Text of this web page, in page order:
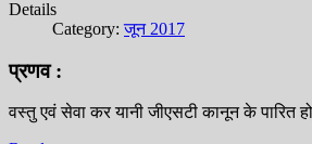
Details
Category:जून 2017
प्रणव :
वस्तु एवं सेवा कर यानी जीएसटी कानून के पारित